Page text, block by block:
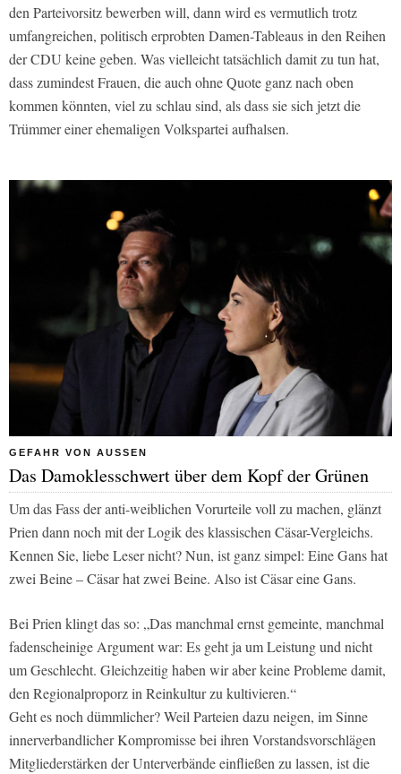
den Parteivorsitz bewerben will, dann wird es vermutlich trotz
umfangreichen, politisch erprobten Damen-Tableaus in den Reihen
der CDU keine geben. Was vielleicht tatsächlich damit zu tun hat,
dass zumindest Frauen, die auch ohne Quote ganz nach oben
kommen könnten, viel zu schlau sind, als dass sie sich jetzt die
Trümmer einer ehemaligen Volkspartei aufhalsen.
GEFAHR VON AUSSEN
Das Damoklesschwert über dem Kopf der Grünen
Um das Fass der anti-weiblichen Vorurteile voll zu machen, glänzt
Prien dann noch mit der Logik des klassischen Cäsar-Vergleichs.
Kennen Sie, liebe Leser nicht? Nun, ist ganz simpel: Eine Gans hat
zwei Beine – Cäsar hat zwei Beine. Also ist Cäsar eine Gans.
Bei Prien klingt das so: „Das manchmal ernst gemeinte, manchmal
fadenscheinige Argument war: Es geht ja um Leistung und nicht
um Geschlecht. Gleichzeitig haben wir aber keine Probleme damit,
den Regionalproporz in Reinkultur zu kultivieren.“
Geht es noch dümmlicher? Weil Parteien dazu neigen, im Sinne
innerverbandlicher Kompromisse bei ihren Vorstandsvorschlägen
Mitgliederstärken der Unterverbände einfließen zu lassen, ist die